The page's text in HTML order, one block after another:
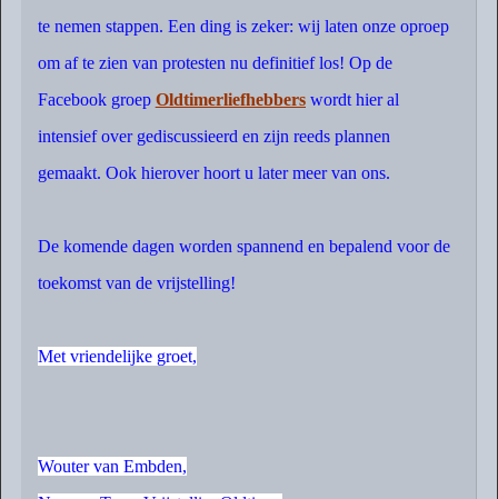
te nemen stappen. Een ding is zeker: wij laten onze oproep
om af te zien van protesten nu definitief los! Op de
Facebook groep Oldtimerliefhebberswordt hier al
intensief over gediscussieerd en zijn reeds plannen
gemaakt. Ook hierover hoort u later meer van ons.
De komende dagen worden spannend en bepalend voor de
toekomst van de vrijstelling!
Met vriendelijke groet,
Wouter van Embden,